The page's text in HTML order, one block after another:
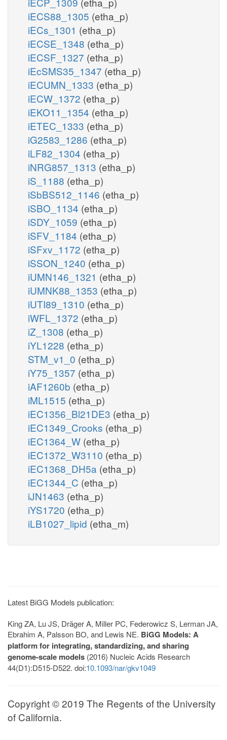
iECS88_1305 (etha_p)
iECs_1301 (etha_p)
iECSE_1348 (etha_p)
iECSF_1327 (etha_p)
iEcSMS35_1347 (etha_p)
iECUMN_1333 (etha_p)
iECW_1372 (etha_p)
iEKO11_1354 (etha_p)
iETEC_1333 (etha_p)
iG2583_1286 (etha_p)
iLF82_1304 (etha_p)
iNRG857_1313 (etha_p)
iS_1188 (etha_p)
iSbBS512_1146 (etha_p)
iSBO_1134 (etha_p)
iSDY_1059 (etha_p)
iSFV_1184 (etha_p)
iSFxv_1172 (etha_p)
iSSON_1240 (etha_p)
iUMN146_1321 (etha_p)
iUMNK88_1353 (etha_p)
iUTI89_1310 (etha_p)
iWFL_1372 (etha_p)
iZ_1308 (etha_p)
iYL1228 (etha_p)
STM_v1_0 (etha_p)
iY75_1357 (etha_p)
iAF1260b (etha_p)
iML1515 (etha_p)
iEC1356_Bl21DE3 (etha_p)
iEC1349_Crooks (etha_p)
iEC1364_W (etha_p)
iEC1372_W3110 (etha_p)
iEC1368_DH5a (etha_p)
iEC1344_C (etha_p)
iJN1463 (etha_p)
iYS1720 (etha_p)
iLB1027_lipid (etha_m)
Latest BiGG Models publication:
King ZA, Lu JS, Dräger A, Miller PC, Federowicz S, Lerman JA,
Ebrahim A, Palsson BO, and Lewis NE. BiGG Models: A
platform for integrating, standardizing, and sharing
genome-scale models (2016) Nucleic Acids Research
44(D1):D515-D522. doi:10.1093/nar/gkv1049
Copyright © 2019 The Regents of the University
of California.